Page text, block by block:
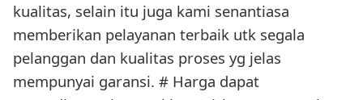
kualitas, selain itu juga kami senantiasa
memberikan pelayanan terbaik utk segala
pelanggan dan kualitas proses yg jelas
mempunyai garansi. # Harga dapat